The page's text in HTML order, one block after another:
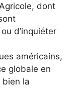
dont
d’inquiéter
américains,
globale en
bien la